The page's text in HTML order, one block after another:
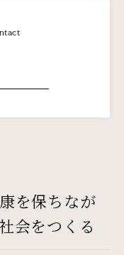
を保ちなが
会をつくる